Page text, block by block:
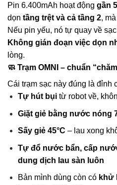
Pin 6.400mAh hoạt động gần
dọn tầng trệt và cả tầng 2,
Nếu pin yếu, nó tự quay về
Không gián đoạn việc dọn
lòng.
🧼 Trạm OMNI – chuẩn
Cái trạm sạc này đúng là đỉnh
Tự hút bụitừ robot về,
Giặt giẻ bằng nước nóng
Sấy giẻ 45°C – lau xong
Tự đổ nước bẩn, cấp
dung dịch lau sàn luôn
Bản mình dùng còn có khử